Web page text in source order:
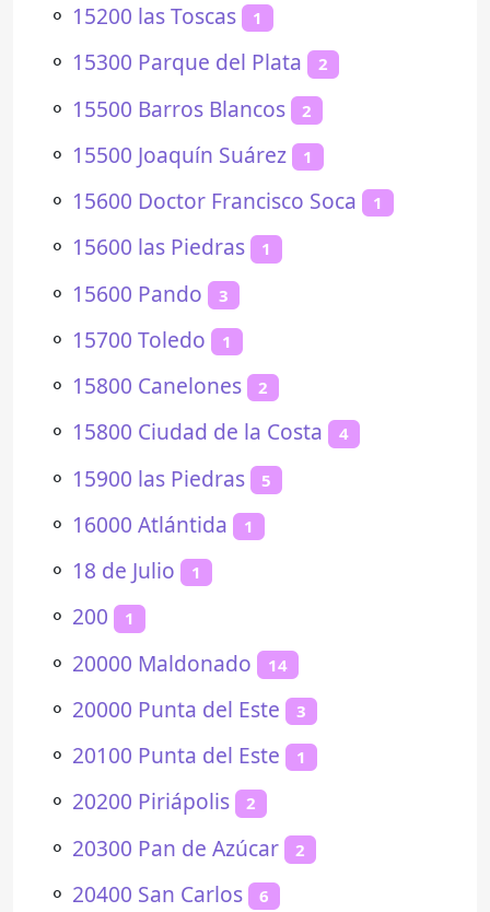
⚬ 15200 las Toscas 1
⚬ 15300 Parque del Plata 2
⚬ 15500 Barros Blancos 2
⚬ 15500 Joaquín Suárez 1
⚬ 15600 Doctor Francisco Soca 1
⚬ 15600 las Piedras 1
⚬ 15600 Pando 3
⚬ 15700 Toledo 1
⚬ 15800 Canelones 2
⚬ 15800 Ciudad de la Costa 4
⚬ 15900 las Piedras 5
⚬ 16000 Atlántida 1
⚬ 18 de Julio 1
⚬ 200 1
⚬ 20000 Maldonado 14
⚬ 20000 Punta del Este 3
⚬ 20100 Punta del Este 1
⚬ 20200 Piriápolis 2
⚬ 20300 Pan de Azúcar 2
⚬ 20400 San Carlos 6